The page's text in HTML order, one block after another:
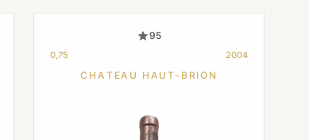
95
0,75 2004
CHATEAU HAUT-BRION